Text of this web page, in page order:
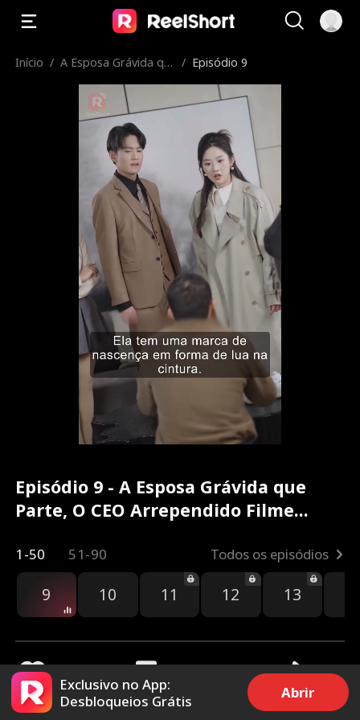
Início / A Esposa Grávida qu
endido
/ Episódio 9
Episódio 9 - A Esposa Grávida que
Parte, O CEO Arrependido Filme
1-50 51-90 Todos os episódios
9 10 11 12 13
2.5k 24.5k Compartilhar
Exclusivo no App:
Desbloqueios Grátis
Abrir